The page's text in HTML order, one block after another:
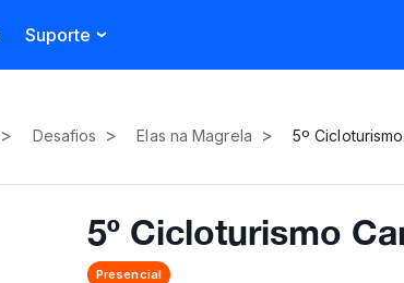
Suporte
> Desafios > Elas na Magrela > 5º
5º Cicloturismo
Presencial